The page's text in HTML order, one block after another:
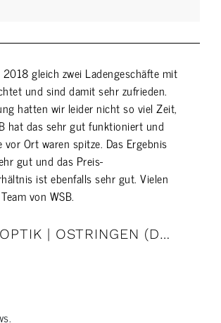
gleich zwei Ladengeschäfte mit
und sind damit sehr zufrieden.
hatten wir leider nicht so viel Zeit,
hat das sehr gut funktioniert und
vor Ort waren spitze. Das Ergebnis
gut und das Preis-
ist ebenfalls sehr gut. Vielen
von WSB.
GEIDER OPTIK | OSTRINGEN (DE) / SABASTIAN